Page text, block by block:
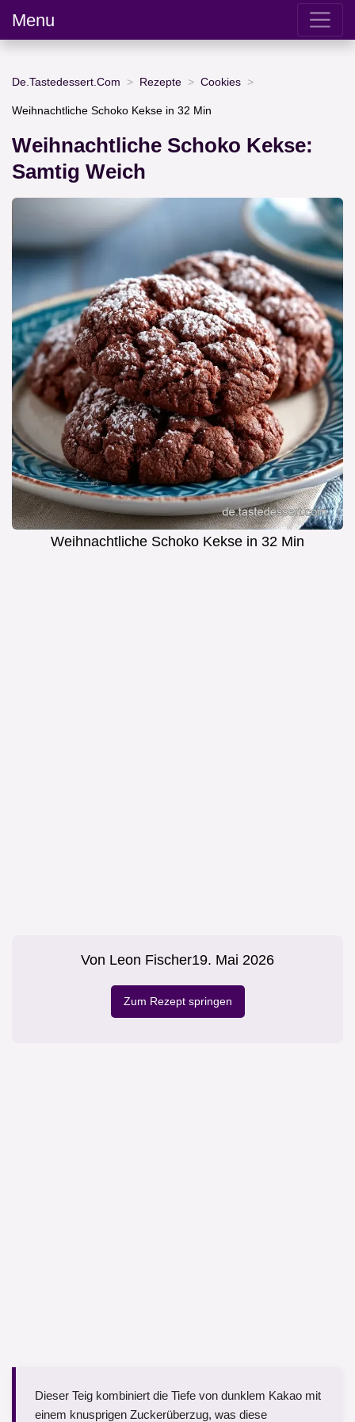
Menu
De.Tastedessert.Com Rezepte Cookies
Weihnachtliche Schoko Kekse in 32 Min
Weihnachtliche Schoko Kekse:
Samtig Weich
Weihnachtliche Schoko Kekse in 32 Min
Von Leon Fischer19. Mai 2026
Zum Rezept springen
Dieser Teig kombiniert die Tiefe von dunklem Kakao mit
einem knusprigen Zuckerüberzug, was diese